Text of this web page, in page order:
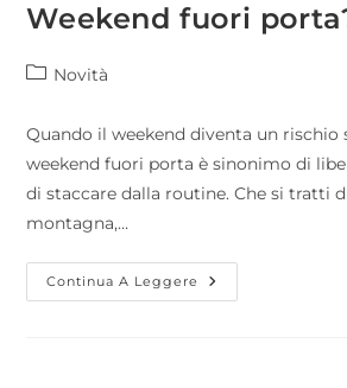
Weekend fuori
Novità
Quando il weekend diventa un
weekend fuori porta è sinonimo di
di staccare dalla routine. Che si tratti
montagna,…
Continua A Leggere